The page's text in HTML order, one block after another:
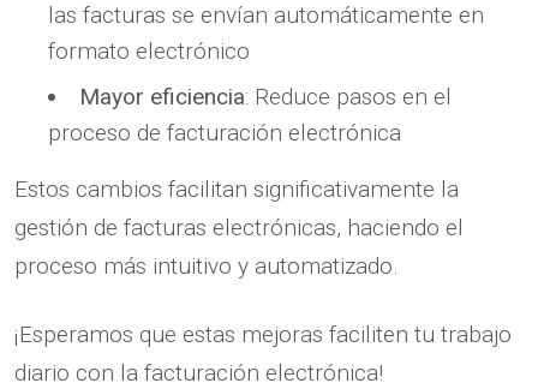
las facturas se envían automáticamente en
formato electrónico
Mayor eficiencia: Reduce pasos en el
proceso de facturación electrónica
Estos cambios facilitan significativamente la
gestión de facturas electrónicas, haciendo el
proceso más intuitivo y automatizado.
¡Esperamos que estas mejoras faciliten tu trabajo
diario con la facturación electrónica!